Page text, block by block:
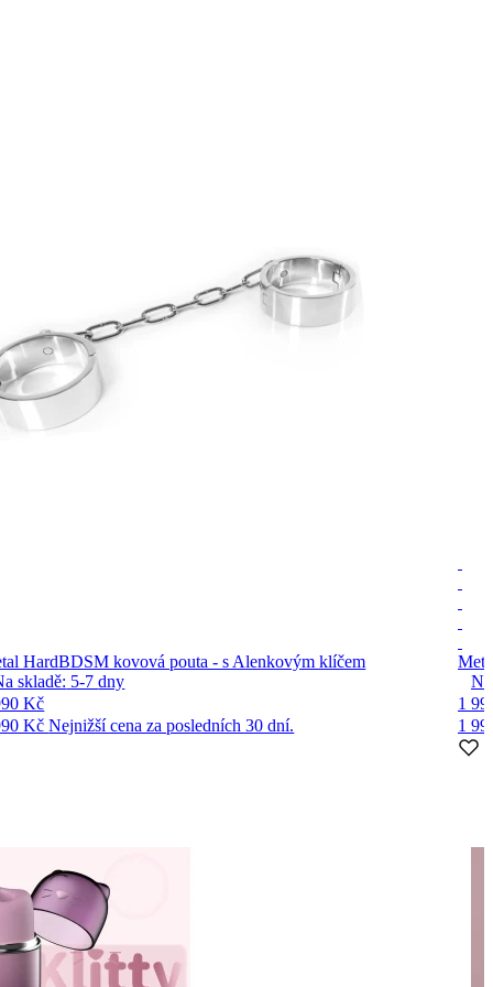
HardBDSM kovová pouta - s Alenkovým klíčem
skladě: 5-7dny
Kč
KčNejnižší cena za posledních 30 dní.
1
1